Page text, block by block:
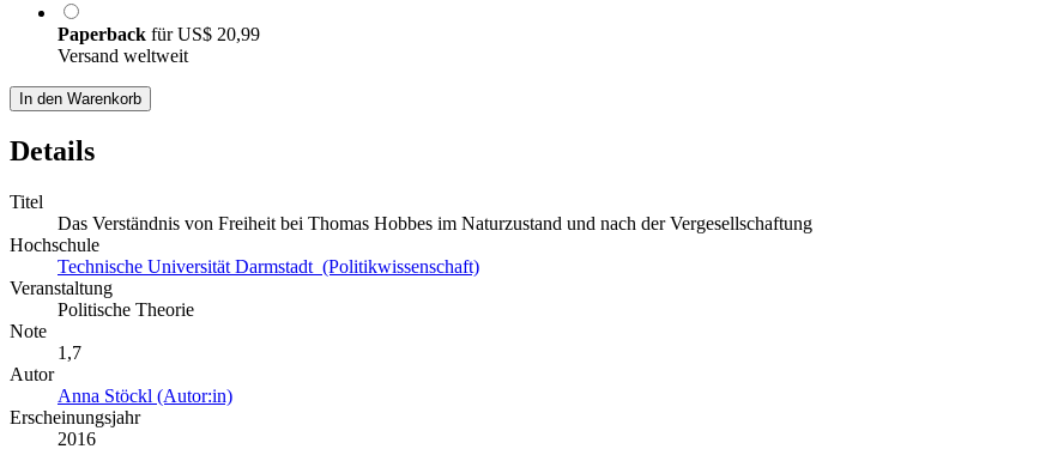
Paperback fürUS$ 20,99
Versand weltweit
In den Warenkorb
Details
Titel
Das Verständnis von Freiheit bei Thomas Hobbes im Naturzustand und nach der Vergesellschaftung
Hochschule
Technische Universität Darmstadt (Politikwissenschaft)
Veranstaltung
Politische Theorie
Note
1,7
Autor
Anna Stöckl (Autor:in)
Erscheinungsjahr
2016